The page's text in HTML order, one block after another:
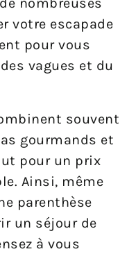
nombreuses
votre escapade
pour vous
vagues et du
souvent
gourmands et
pour un prix
Ainsi, même
parenthèse
un séjour de
à vous